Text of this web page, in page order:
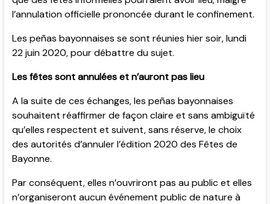
l’annulation officielle prononcée durant le confinement.
Les peñas bayonnaises se sont réunies hier soir, lundi
22 juin 2020, pour débattre du sujet.
Les fêtes sont annulées et n’auront pas lieu
A la suite de ces échanges, les peñas bayonnaises
souhaitent réaffirmer de façon claire et sans ambiguïté
qu’elles respectent et suivent, sans réserve, le choix
des autorités d’annuler l’édition 2020 des Fêtes de
Bayonne.
Par conséquent, elles n’ouvriront pas au public et elles
n’organiseront aucun événement public de nature à